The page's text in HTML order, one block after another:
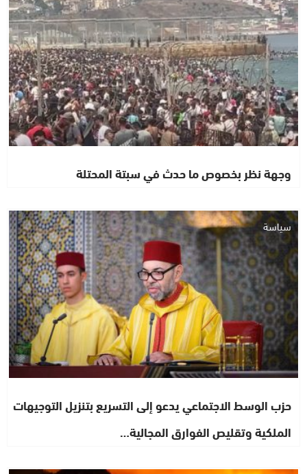
وجهة نظر بخصوص ما حدث في سبتة المحتلة
سياسة
حزب الوسط الاجتماعي يدعو إلى التسريع بتنزيل التوجيهات
الملكية وتقليص الفوارق المجالية…